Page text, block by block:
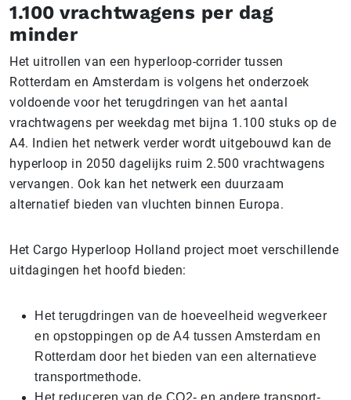
1.100 vrachtwagens per dag
minder
Het uitrollen van een hyperloop-corrider tussen
Rotterdam en Amsterdam is volgens het onderzoek
voldoende voor het terugdringen van het aantal
vrachtwagens per weekdag met bijna 1.100 stuks op de
A4. Indien het netwerk verder wordt uitgebouwd kan de
hyperloop in 2050 dagelijks ruim 2.500 vrachtwagens
vervangen. Ook kan het netwerk een duurzaam
alternatief bieden van vluchten binnen Europa.
Het Cargo Hyperloop Holland project moet verschillende
uitdagingen het hoofd bieden:
Het terugdringen van de hoeveelheid wegverkeer
en opstoppingen op de A4 tussen Amsterdam en
Rotterdam door het bieden van een alternatieve
transportmethode.
Het reduceren van de CO2- en andere transport-